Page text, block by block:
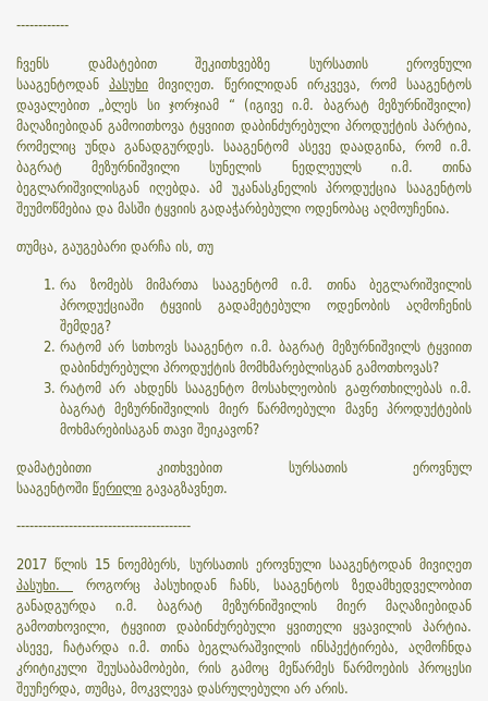
------------
ჩვენს დამატებით შეკითხვებზე სურსათის ეროვნული
სააგენტოდან პასუხი მივიღეთ. წერილიდან ირკვევა, რომ სააგენტოს
დავალებით „ბლეს სი ჯორჯიამ “ (იგივე ი.მ. ბაგრატ მეზურნიშვილი)
მაღაზიებიდან გამოითხოვა ტყვიით დაბინძურებული პროდუქტის პარტია,
რომელიც უნდა განადგურდეს. სააგენტომ ასევე დაადგინა, რომ ი.მ.
ბაგრატ მეზურნიშვილი სუნელის ნედლეულს ი.მ. თინა
ბეგლარიშვილისგან იღებდა. ამ უკანასკნელის პროდუქცია სააგენტოს
შეუმოწმებია და მასში ტყვიის გადაჭარბებული ოდენობაც აღმოუჩენია.
თუმცა, გაუგებარი დარჩა ის, თუ
რა ზომებს მიმართა სააგენტომ ი.მ. თინა ბეგლარიშვილის
პროდუქციაში ტყვიის გადამეტებული ოდენობის აღმოჩენის
შემდეგ?
რატომ არ სთხოვს სააგენტო ი.მ. ბაგრატ მეზურნიშვილს ტყვიით
დაბინძურებული პროდუქტის მომხმარებლისგან გამოთხოვას?
რატომ არ ახდენს სააგენტო მოსახლეობის გაფრთხილებას ი.მ.
ბაგრატ მეზურნიშვილის მიერ წარმოებული მავნე პროდუქტების
მოხმარებისაგან თავი შეიკავონ?
დამატებითი კითხვებით სურსათის ეროვნულ
სააგენტოშიწერილიგავაგზავნეთ.
----------------------------------------
2017 წლის 15 ნოემბერს, სურსათის ეროვნული სააგენტოდან მივიღეთ
პასუხი.
როგორც პასუხიდან ჩანს, სააგენტოს ზედამხედველობით
განადგურდა ი.მ. ბაგრატ მეზურნიშვილის მიერ მაღაზიებიდან
გამოთხოვილი, ტყვიით დაბინძურებული ყვითელი ყვავილის პარტია.
ასევე, ჩატარდა ი.მ. თინა ბეგლარაშვილის ინსპექტირება, აღმოჩნდა
კრიტიკული შეუსაბამობები, რის გამოც მეწარმეს წარმოების პროცესი
შეუჩერდა, თუმცა, მოკვლევა დასრულებული არ არის.